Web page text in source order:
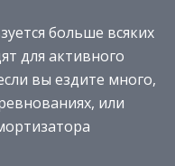
больше всяких
для активного
вы ездите много,
или